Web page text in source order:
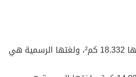
– جمهورية فيجي، وعاصمتها سوفا، وتبلغ مساحتها 18.332 كم²، ولغتها الرسمية هي